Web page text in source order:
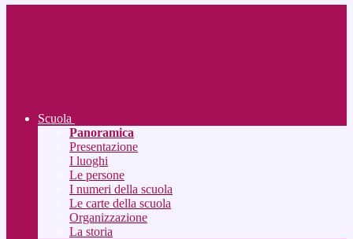
Scuola
Panoramica
Presentazione
I luoghi
Le persone
I numeri della scuola
Le carte della scuola
Organizzazione
La storia